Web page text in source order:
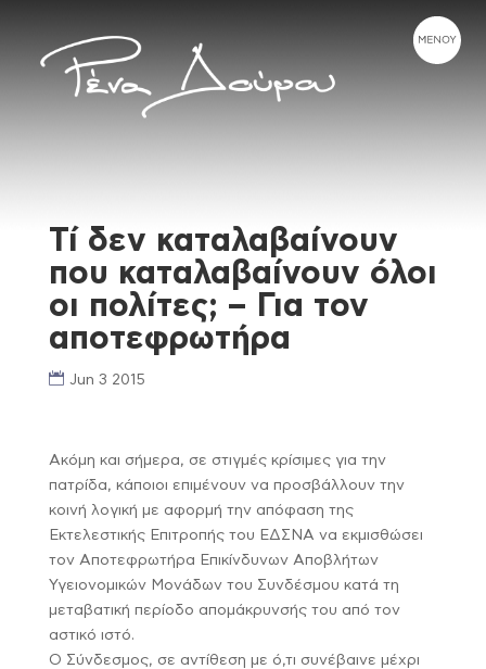
Τί δεν καταλαβαίνουν
που καταλαβαίνουν όλοι
οι πολίτες; – Για τον
αποτεφρωτήρα
Jun 3 2015
Ακόμη και σήμερα, σε στιγμές κρίσιμες για την
πατρίδα, κάποιοι επιμένουν να προσβάλλουν την
κοινή λογική με αφορμή την απόφαση της
Εκτελεστικής Επιτροπής του ΕΔΣΝΑ να εκμισθώσει
τον Αποτεφρωτήρα Επικίνδυνων Αποβλήτων
Υγειονομικών Μονάδων του Συνδέσμου κατά τη
μεταβατική περίοδο απομάκρυνσής του από τον
αστικό ιστό.
Ο Σύνδεσμος, σε αντίθεση με ό,τι συνέβαινε μέχρι